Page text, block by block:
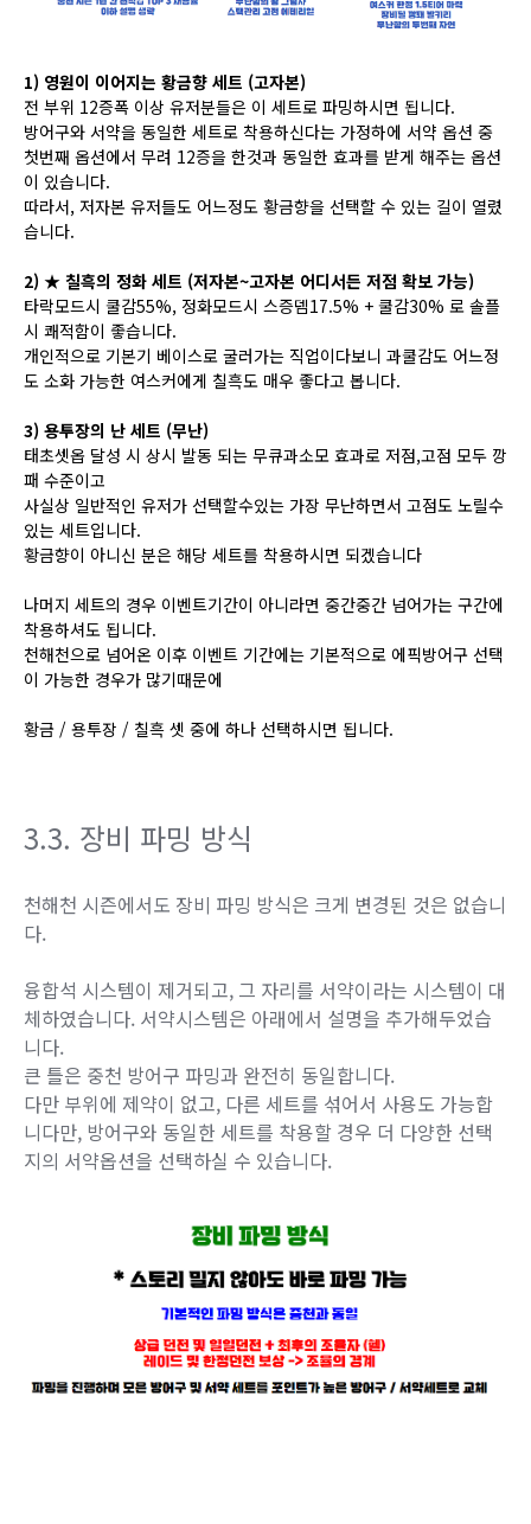
1) 영원이 이어지는 황금향 세트 (고자본)
전 부위 12증폭 이상 유저분들은 이 세트로 파밍하시면 됩니다.
방어구와 서약을 동일한 세트로 착용하신다는 가정하에 서약 옵션 중
첫번째 옵션에서 무려 12증을 한것과 동일한 효과를 받게 해주는 옵션
이 있습니다.
따라서, 저자본 유저들도 어느정도 황금향을 선택할 수 있는 길이 열렸
습니다.
2) ★ 칠흑의 정화 세트 (저자본~고자본 어디서든 저점 확보 가능)
타락모드시 쿨감55%, 정화모드시 스증뎀17.5% + 쿨감30% 로 솔플
시 쾌적함이 좋습니다.
개인적으로 기본기 베이스로 굴러가는 직업이다보니 과쿨감도 어느정
도 소화 가능한 여스커에게 칠흑도 매우 좋다고 봅니다.
3) 용투장의 난 세트 (무난)
태초셋옵 달성 시 상시 발동 되는 무큐과소모 효과로 저점,고점 모두 깡
패 수준이고
사실상 일반적인 유저가 선택할수있는 가장 무난하면서 고점도 노릴수
있는 세트입니다.
황금향이 아니신 분은 해당 세트를 착용하시면 되겠습니다
나머지 세트의 경우 이벤트기간이 아니라면 중간중간 넘어가는 구간에
착용하셔도 됩니다.
천해천으로 넘어온 이후 이벤트 기간에는 기본적으로 에픽방어구 선택
이 가능한 경우가 많기때문에
황금 / 용투장 / 칠흑 셋 중에 하나 선택하시면 됩니다.
3.3. 장비 파밍 방식
천해천 시즌에서도 장비 파밍 방식은 크게 변경된 것은 없습니
다.
융합석 시스템이 제거되고, 그 자리를 서약이라는 시스템이 대
체하였습니다. 서약시스템은 아래에서 설명을 추가해두었습
니다.
큰 틀은 중천 방어구 파밍과 완전히 동일합니다.
다만 부위에 제약이 없고, 다른 세트를 섞어서 사용도 가능합
니다만, 방어구와 동일한 세트를 착용할 경우 더 다양한 선택
지의 서약옵션을 선택하실 수 있습니다.